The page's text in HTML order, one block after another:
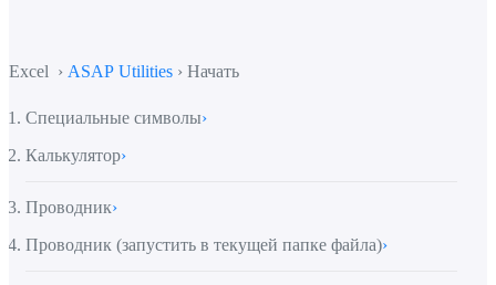
Excel › ASAP Utilities › Начать
Специальные символы›
Калькулятор›
Проводник›
Проводник (запустить в текущей папке файла)›